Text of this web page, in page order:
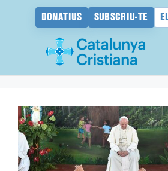
DONATIUS SUBSCRIU-TE
contingut